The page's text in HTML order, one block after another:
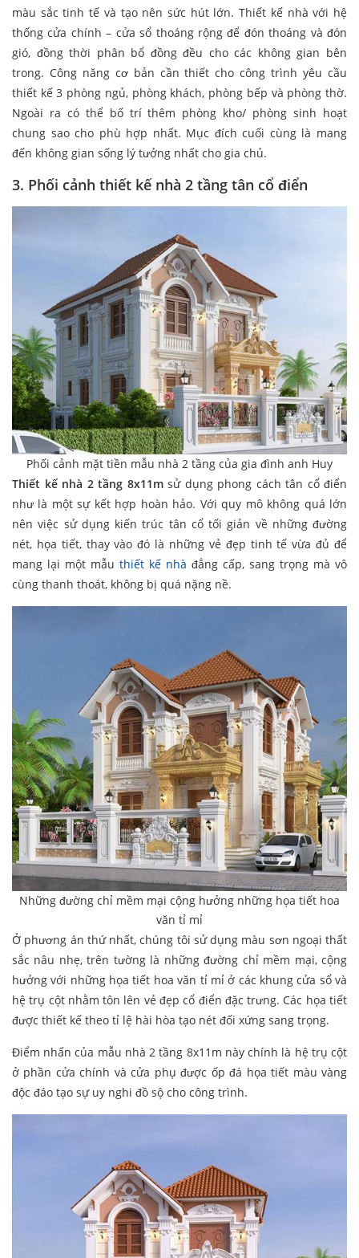
màu sắc tinh tế và tạo nên sức hút lớn. Thiết kế nhà với hệ
thống cửa chính – cửa sổ thoáng rộng để đón thoáng và đón
gió, đồng thời phân bổ đồng đều cho các không gian bên
trong. Công năng cơ bản cần thiết cho công trình yêu cầu
thiết kế 3 phòng ngủ, phòng khách, phòng bếp và phòng thờ.
Ngoài ra có thể bố trí thêm phòng kho/ phòng sinh hoạt
chung sao cho phù hợp nhất. Mục đích cuối cùng là mang
đến không gian sống lý tưởng nhất cho gia chủ.
3. Phối cảnh thiết kế nhà 2 tầng tân cổ điển
Phối cảnh mặt tiền mẫu nhà 2 tầng của gia đình anh Huy
Thiết kế nhà 2 tầng 8x11msử dụng phong cách tân cổ điển
như là một sự kết hợp hoàn hảo. Với quy mô không quá lớn
nên việc sử dụng kiến trúc tân cổ tối giản về những đường
nét, họa tiết, thay vào đó là những vẻ đẹp tinh tế vừa đủ để
mang lại một mẫu thiết kế nhà đẳng cấp, sang trọng mà vô
cùng thanh thoát, không bị quá nặng nề.
Những đường chỉ mềm mại cộng hưởng những họa tiết hoa
văn tỉ mỉ
Ở phương án thứ nhất, chúng tôi sử dụng màu sơn ngoại thất
sắc nâu nhẹ, trên tường là những đường chỉ mềm mại, cộng
hưởng với những họa tiết hoa văn tỉ mỉ ở các khung cửa sổ và
hệ trụ cột nhằm tôn lên vẻ đẹp cổ điển đặc trưng. Các họa tiết
được thiết kế theo tỉ lệ hài hòa tạo nét đối xứng sang trọng.
Điểm nhấn của mẫu nhà 2 tầng 8x11m này chính là hệ trụ cột
ở phần cửa chính và cửa phụ được ốp đá họa tiết màu vàng
độc đáo tạo sự uy nghi đồ sộ cho công trình.